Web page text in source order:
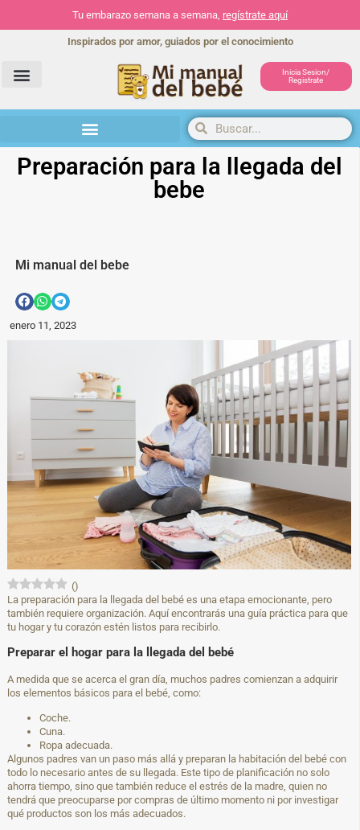
Tu embarazo semana a semana, regístrate aquí
Inspirados por amor, guiados por el conocimiento
Inicia Sesion/
Registrate
Preparación para la llegada del
bebe
Mi manual del bebe
enero 11, 2023
()
La preparación para la llegada del bebé es una etapa emocionante, pero
también requiere organización. Aquí encontrarás una guía práctica para que
tu hogar y tu corazón estén listos para recibirlo.
Preparar el hogar para la llegada del bebé
A medida que se acerca el gran día, muchos padres comienzan a adquirir
los elementos básicos para el bebé, como:
Coche.
Cuna.
Ropa adecuada.
Algunos padres van un paso más allá y preparan la habitación del bebé con
todo lo necesario antes de su llegada. Este tipo de planificación no solo
ahorra tiempo, sino que también reduce el estrés de la madre, quien no
tendrá que preocuparse por compras de último momento ni por investigar
qué productos son los más adecuados.